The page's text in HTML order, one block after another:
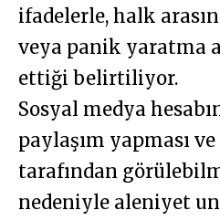
ifadelerle, halk
veya panik yaratma
ettiği belirtiliyor.
Sosyal medya
paylaşım yapması
tarafından
nedeniyle aleniyet